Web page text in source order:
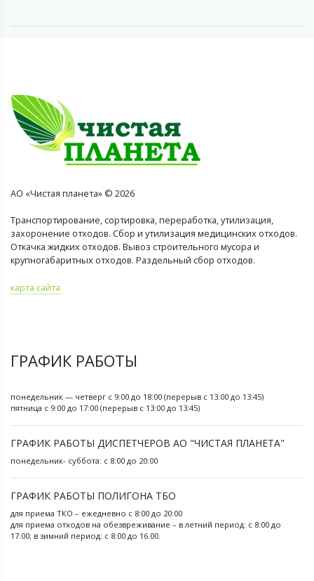
АО «Чистая планета» © 2026
Транспортирование, сортировка, переработка, утилизация,
захоронение отходов. Сбор и утилизация медицинских отходов.
Откачка жидких отходов. Вывоз строительного мусора и
крупногабаритных отходов. Раздельный сбор отходов.
карта сайта
ГРАФИК РАБОТЫ
понедельник — четверг с 9:00 до 18:00 (перерыв с 13:00 до 13:45)
пятница с 9:00 до 17:00 (перерыв с 13:00 до 13:45)
ГРАФИК РАБОТЫ ДИСПЕТЧЕРОВ АО "ЧИСТАЯ ПЛАНЕТА"
понедельник- суббота: с 8:00 до 20:00
ГРАФИК РАБОТЫ ПОЛИГОНА ТБО
для приема ТКО – ежедневно с 8:00 до 20:00
для приема отходов на обезвреживание – в летний период: с 8:00 до
17:00; в зимний период: с 8:00 до 16.00.